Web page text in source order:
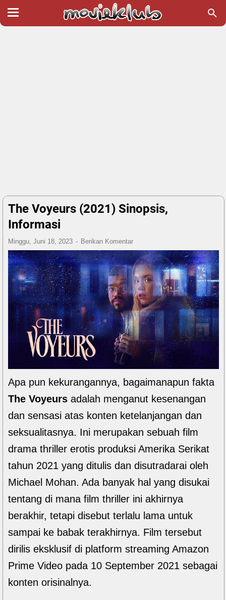
The Voyeurs (2021) Sinopsis,
Informasi
Minggu, Juni 18, 2023 Berikan Komentar
Apa pun kekurangannya, bagaimanapun fakta
The Voyeurs adalah menganut kesenangan
dan sensasi atas konten ketelanjangan dan
seksualitasnya. Ini merupakan sebuah film
drama thriller erotis produksi Amerika Serikat
tahun 2021 yang ditulis dan disutradarai oleh
Michael Mohan. Ada banyak hal yang disukai
tentang di mana film thriller ini akhirnya
berakhir, tetapi disebut terlalu lama untuk
sampai ke babak terakhirnya. Film tersebut
dirilis eksklusif di platform streaming Amazon
Prime Video pada 10 September 2021 sebagai
konten orisinalnya.